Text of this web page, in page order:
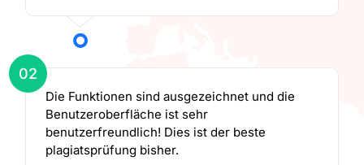
02
Die Funktionen sind ausgezeichnet und die
Benutzeroberfläche ist sehr
benutzerfreundlich! Dies ist der beste
plagiatsprüfung bisher.